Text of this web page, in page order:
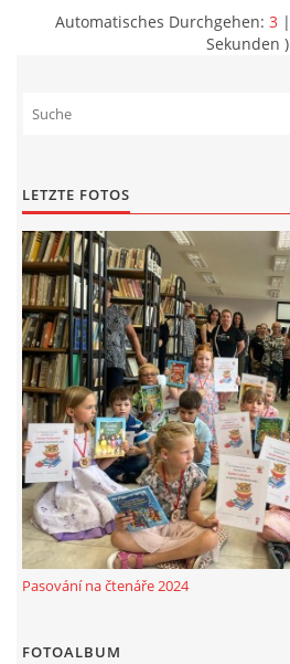
Automatisches Durchgehen: 3 |
Sekunden )
LETZTE FOTOS
Pasování na čtenáře 2024
FOTOALBUM